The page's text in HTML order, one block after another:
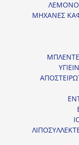
ΜΗΧΑΝΕΣ